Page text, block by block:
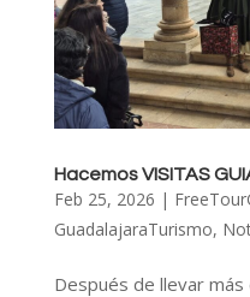
Hacemos VISITAS
Feb 25, 2026 |
GuadalajaraTurismo,
Después de llevar